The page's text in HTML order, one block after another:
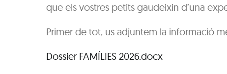
que els vostres petits gaudeixin d’una
Primer de tot, us adjuntem la informació
Dossier FAMÍLIES 2026.docx